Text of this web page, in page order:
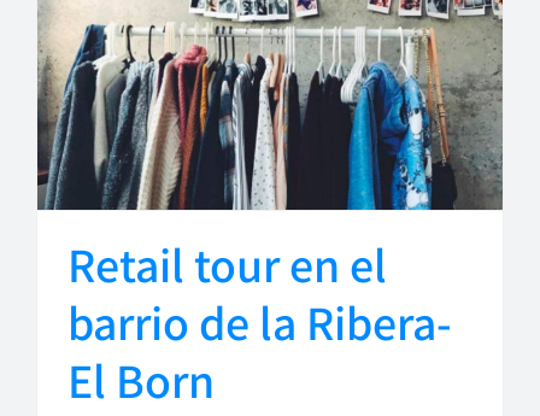
Retail tour en el
barrio de la Ribera-
El Born